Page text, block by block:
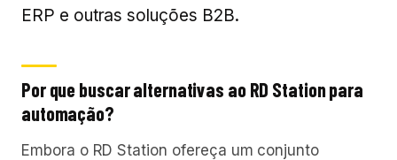
ERP e outras soluções B2B.
Por que buscar alternativas ao RD Station para
automação?
Embora o RD Station ofereça um conjunto